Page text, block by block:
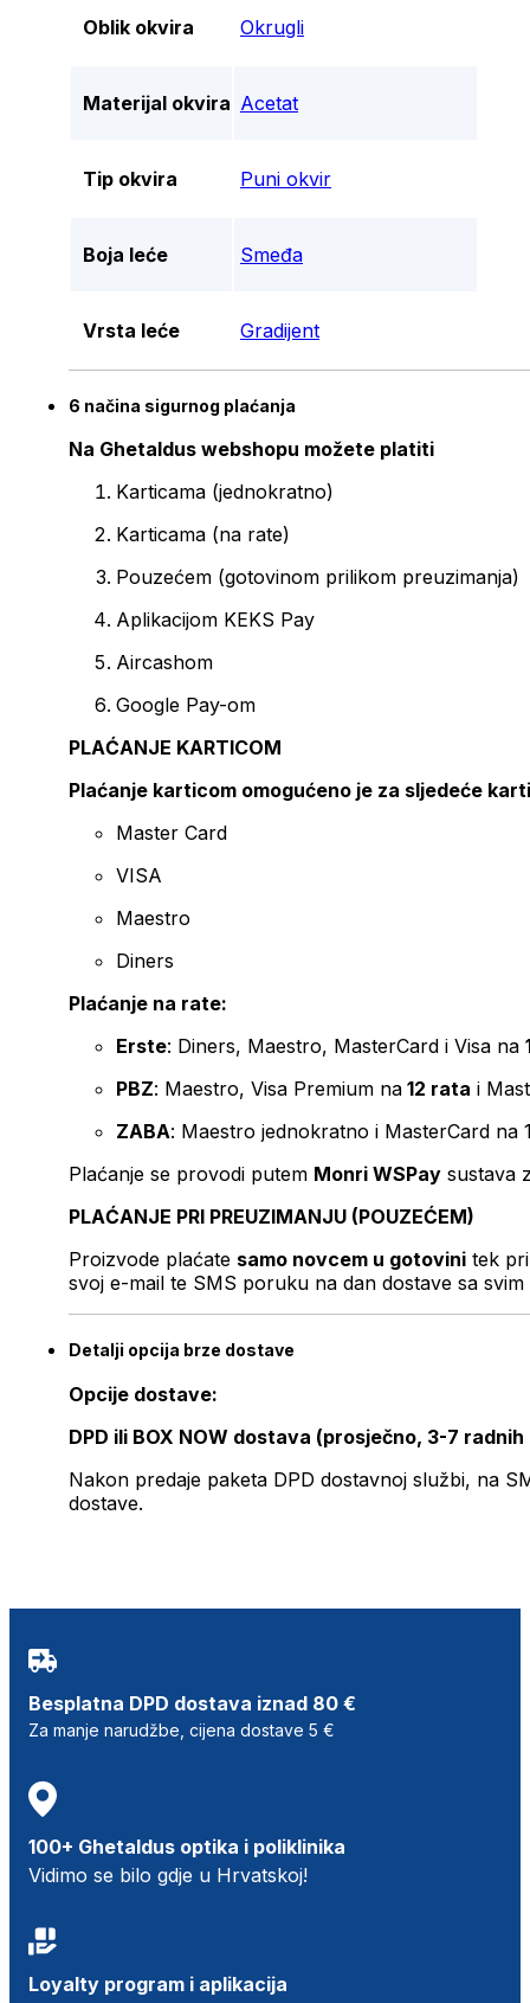
Oblik okvira Okrugli
Materijal okvira Acetat
Tip okvira Puni okvir
Boja leće Smeđa
Vrsta leće Gradijent
6 načina sigurnog plaćanja
Na Ghetaldus webshopu možete platiti
Karticama (jednokratno)
Karticama (na rate)
Pouzećem (gotovinom prilikom preuzimanja)
Aplikacijom KEKS Pay
Aircashom
Google Pay-om
PLAĆANJE KARTICOM
Plaćanje karticom omogućeno je za sljedeće
Master Card
VISA
Maestro
Diners
Plaćanje na rate:
Erste: Diners, Maestro, MasterCard i Visa na
PBZ: Maestro, Visa Premium na 12 rata i
ZABA: Maestro jednokratno i MasterCard na
Plaćanje se provodi putem Monri WSPay sustava
PLAĆANJE PRI PREUZIMANJU (POUZEĆEM)
Proizvode plaćate samo novcem u gotovini tek
svoj e-mail te SMS poruku na dan dostave sa svim
Detalji opcija brze dostave
Opcije dostave:
DPD ili BOX NOW dostava (prosječno, 3-7 radnih
Nakon predaje paketa DPD dostavnoj službi, na
dostave.
Besplatna DPD dostava iznad 80 €
Za manje narudžbe, cijena dostave 5 €
100+ Ghetaldus optika i poliklinika
Vidimo se bilo gdje u Hrvatskoj!
Loyalty program i aplikacija